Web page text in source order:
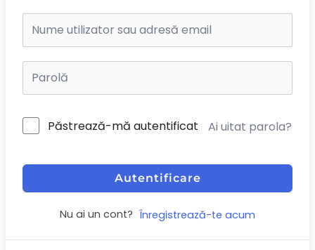
Păstrează-mă autentificat Ai uitat parola?
Autentificare
Nu ai un cont? Înregistrează-te acum